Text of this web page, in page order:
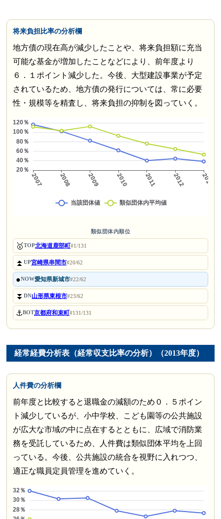
将来負担比率の分析欄
地方債の現在高が減少したことや、将来負担額に充当
可能な基金が増加したことなどにより、前年度より
６．１ポイント減少した。今後、大型建設事業が予定
されているため、地方債の発行については、常に必要
性・規模等を精査し、将来負担の抑制を図っていく。
類似団体内順位
🥇TOP北海道鹿部町#1/131
⏫UP宮崎県串間市#20/62
●NOW愛知県新城市#22/62
⏬DN山形県東根市#23/62
⚓BOT京都府和束町#131/131
経常経費分析表（経常収支比率の分析）（2013年度）
人件費の分析欄
前年度と比較すると退職金の減額のため０．５ポイン
ト減少しているが、小中学校、こども園等の公共施設
が広大な市域の中に点在するとともに、広域で消防業
務を受託しているため、人件費は類似団体平均を上回
っている。今後、公共施設の統合を視野に入れつつ、
適正な職員定員管理を進めていく。